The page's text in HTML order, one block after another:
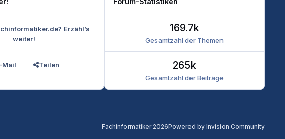
Erzähl’s
weiter!
Mail Teilen
Gesamtzahl der Themen
169.7k
Gesamtzahl der Beiträge
265k
Fachinformatiker 2026Powered by Invision Community